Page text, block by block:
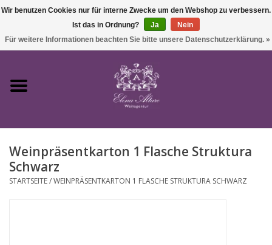
Startseite
Süßwein & Sekt
Weinpräsentkarton 1 Flasche Struktura
Schwarz
STARTSEITE/WEINPRÄSENTKARTON 1 FLASCHE STRUKTURA SCHWARZ
Wir benutzen Cookies nur für interne Zwecke um den Webshop zu verbessern.
Ist das in Ordnung?
Ja
Nein
Für weitere Informationen beachten Sie bitte unsere Datenschutzerklärung. »